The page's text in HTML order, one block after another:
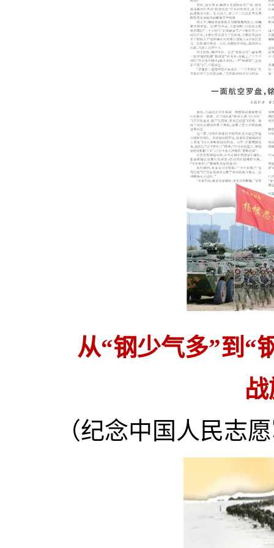
从“钢少气多”到“
（纪念中国人民志